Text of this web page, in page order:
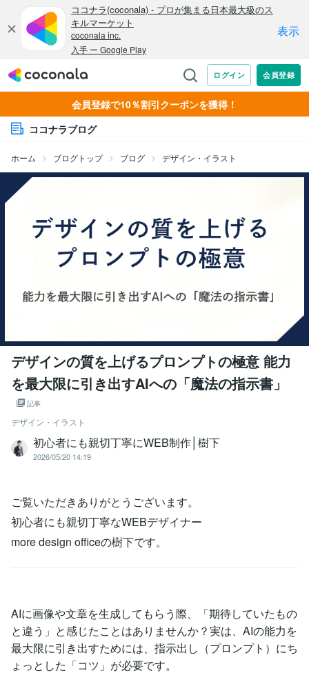
会員登録で10％割引クーポンを獲得！
ココナラブログ
ホーム ブログトップ ブログ デザイン・イラスト
デザインの質を上げるプロンプトの極意 能力
を最大限に引き出すAIへの「魔法の指示書」
記事
デザイン・イラスト
初心者にも親切丁寧にWEB制作│樹下
2026/05/20 14:19
ご覧いただきありがとうございます。
初心者にも親切丁寧なWEBデザイナー
more design officeの樹下です。
AIに画像や文章を生成してもらう際、「期待していたもの
と違う」と感じたことはありませんか？実は、AIの能力を
最大限に引き出すためには、指示出し（プロンプト）にち
ょっとした「コツ」が必要です。